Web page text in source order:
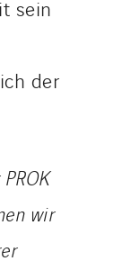
sein
der
wir